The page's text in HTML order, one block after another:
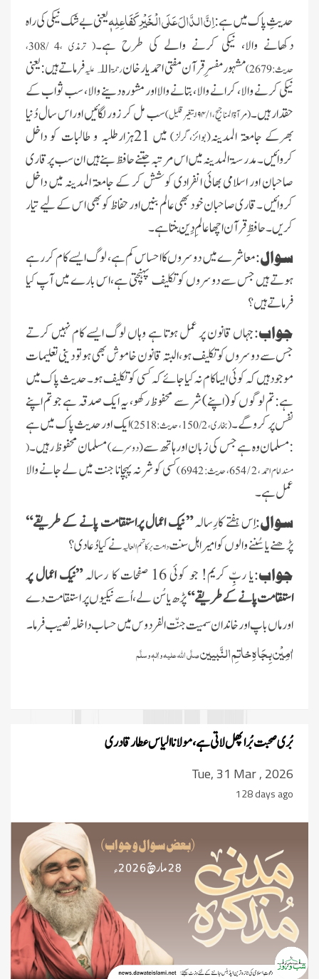
حدیثِ پاک میں ہے:اِنَّ الدَّالَ عَلَی الْخَیْرِ کَفَاعِلِہٖیعنی بے شک نیکی کی راہ
دکھانے والا، نیکی کرنے والے کی طرح ہے۔
( ترمذی ،4 /308،
حدیث:2679)
مشہور مفسرِ قرآن مفتی احمد یار خانرحمۃ اللہ علیہفرماتے ہیں: یعنی
نیکی کرنے والا، کرانے والا، بتانے والا اور مشورہ دینے والا، سب ثواب کے
حقدار ہیں۔(مرآۃالمناجیح،۱ /۱۹۴ بتغیر قلیل)سب مل کر زور لگائیں اور اس سال دُنیا
بھرکے جامعۃ المدینہ(بوائز،گرلز)
میں 21ہزارطلبہ و طالبات کو داخل
کروائیں ۔ مدرسۃ المدینہ میں اس مرتبہ جتنے حافظ بنے ہیں ان سب پرقاری
صاحبان اور اسلامی بھائی انفرادی کوشش کر کے جامعۃ المدینہ میں داخل
کروائیں ۔قاری صاحبان خود بھی عالم بنیں اور حفاظ کو بھی اس کے لیے تیار
کریں ۔ حافظِ قرآن اچھا عالمِ دِین بنتا ہے ۔
سوال:معاشرے میں دوسروں کا احساس کم ہے، لوگ ایسے کام کر رہے
ہوتے ہیں جس سے دوسروں کو تکلیف پہنچتی ہے،اس بارے میں آپ کیا
فرماتے ہیں ؟
جواب:جہاں قانون پر عمل ہوتا ہے وہاں لوگ ایسے کام نہیں کرتے
جس سے دوسروں کوتکلیف ہو، البتہ قانون خاموش بھی ہو تو دینی تعلیمات
موجود ہیں کہ کوئی ایسا کام نہ کیا جائے کہ کسی کو تکلیف ہو ۔حدیث پاک میں
ہے: تم لوگوں کو (اپنے) شر سے محفوظ رکھو، یہ ایک صدقہ ہے جو تم اپنے
نفس پر کرو گے۔( بخاری، 2 / 150، حدیث: 2518)
ایک اور حدیث پاک میں ہے
:مسلمان وہ ہے جس کی زبان اور ہاتھ سے(دوسرے)مسلمان محفوظ رہیں۔(
مسند امام احمد ، 2 / 654، حدیث: 6942 )
کسی کو شر نہ پہچانا جنت میں لے جانے والا
عمل ہے ۔
سوال:اِس ہفتے کارِسالہ” نیک اعمال پراستقامت پانے کے طریقے“
پڑھنے یا سُننے والوں کو امیر اہل سنتدامت برکاتہم العالیہنے کیا دُعا دی ؟
جواب:یا ربِّ کریم! جو کوئی 16 صفحات کا رسالہ
”نیک اعمال پر
استقامت پانے کے طریقے“پڑھ یا سُن لے، اُسے نیکیوں پر استقامت دے
اور ماں باپ اور خاندان سمیت جنّت الفردوس میں حساب داخلہ نصیب فرما۔
اٰمِیْن بِجَاہِ خاتمِ النَّبیینصلَّی اللہ علیہ واٰلہٖ وسلَّم
بُری صحبت بُرا پھل لاتی ہے، مولانا الیاس عطار قادری
Tue, 31 Mar , 2026
128 days ago